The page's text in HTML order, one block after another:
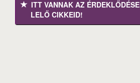
ITT VANNAK AZ
LELŐ CIKKEID!